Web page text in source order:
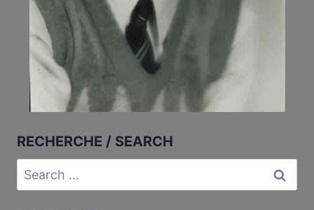
RECHERCHE / SEARCH
Search
for: